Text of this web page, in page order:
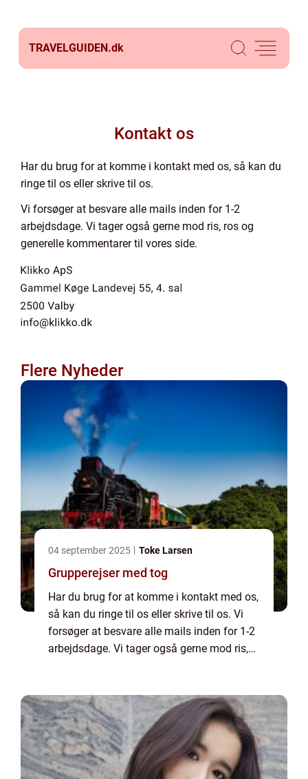
TRAVELGUIDEN.dk
Kontakt os
Har du brug for at komme i kontakt med os, så kan du
ringe til os eller skrive til os.
Vi forsøger at besvare alle mails inden for 1-2
arbejdsdage. Vi tager også gerne mod ris, ros og
generelle kommentarer til vores side.
Flere Nyheder
04 september 2025 Toke Larsen
Grupperejser med tog
Har du brug for at komme i kontakt med os,
så kan du ringe til os eller skrive til os. Vi
forsøger at besvare alle mails inden for 1-2
arbejdsdage. Vi tager også gerne mod ris,